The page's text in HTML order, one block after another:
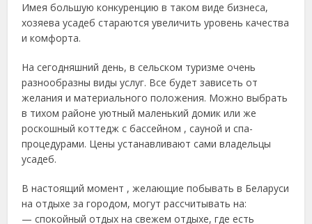
Имея большую конкуренцию в таком виде бизнеса,
хозяева усадеб стараются увеличить уровень качества
и комфорта.
На сегодняшний день, в сельском туризме очень
разнообразны виды услуг. Все будет зависеть от
желания и материального положения. Можно выбрать
в тихом районе уютный маленький домик или же
роскошный коттедж с бассейном , сауной и спа-
процедурами. Цены устанавливают сами владельцы
усадеб.
В настоящий момент , желающие побывать в Беларуси
на отдыхе за городом, могут рассчитывать на:
— спокойный отдых на свежем отдыхе, где есть